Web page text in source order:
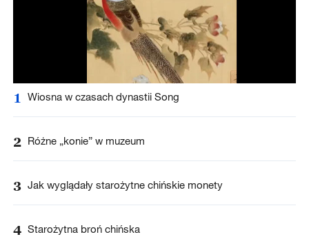
1 Wiosna w czasach dynastii Song
2 Różne „konie” w muzeum
3 Jak wyglądały starożytne chińskie monety
4 Starożytna broń chińska